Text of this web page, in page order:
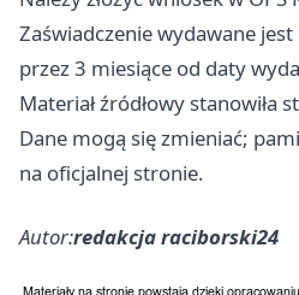
Zaświadczenie wydawane
przez 3 miesiące od daty
Materiał źródłowy stanowiła
Dane mogą się zmieniać;
na oficjalnej stronie.
Autor:redakcja raciborski24